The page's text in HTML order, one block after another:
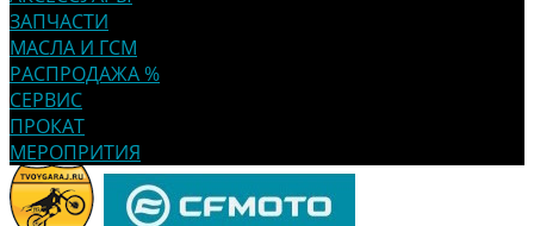
ЗАПЧАСТИ
МАСЛА И ГСМ
РАСПРОДАЖА %
СЕРВИС
ПРОКАТ
МЕРОПРИТИЯ